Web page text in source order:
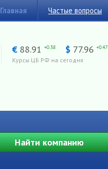
Главная Частые вопросы
€ 88.91 +0.38 $ 77.96 +0.47
Курсы ЦБ РФ на сегодня
Найтикомпанию